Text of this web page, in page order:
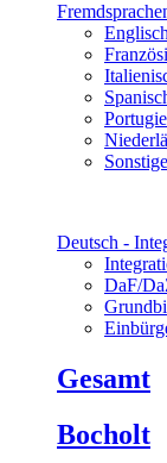
Englisch
Deutsch -
DaF/
Gesamt
Bocholt